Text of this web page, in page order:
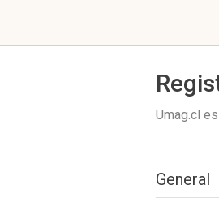
Umag.cl
General